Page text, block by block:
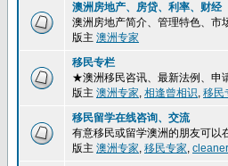
澳洲房地产、房贷、利率、财经
澳洲房地产简介、管理特色、
版主 澳洲专家
移民专栏
★澳洲移民咨讯、最新法例、申
版主 澳洲专家, 相逢曾相识, 移民
移民留学在线咨询、交流
有意移民或留学澳洲的朋友可以
版主 澳洲专家, 移民专家, cleaner